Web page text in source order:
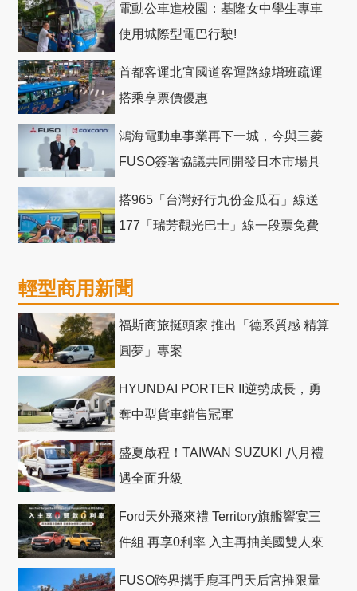
電動公車進校園：基隆女中學生專車
使用城際型電巴行駛!
首都客運北宜國道客運路線增班疏運
搭乘享票價優惠
鴻海電動車事業再下一城，今與三菱
FUSO簽署協議共同開發日本市場具
搭965「台灣好行九份金瓜石」線送
177「瑞芳觀光巴士」線一段票免費
輕型商用新聞
福斯商旅挺頭家 推出「德系質感 精算
圓夢」專案
HYUNDAI PORTER II逆勢成長，勇
奪中型貨車銷售冠軍
盛夏啟程！TAIWAN SUZUKI 八月禮
遇全面升級
Ford天外飛來禮 Territory旗艦響宴三
件組 再享0利率 入主再抽美國雙人來
FUSO跨界攜手鹿耳門天后宮推限量